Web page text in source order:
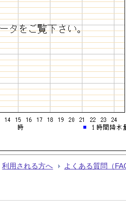
利用される方へ よくある質問（